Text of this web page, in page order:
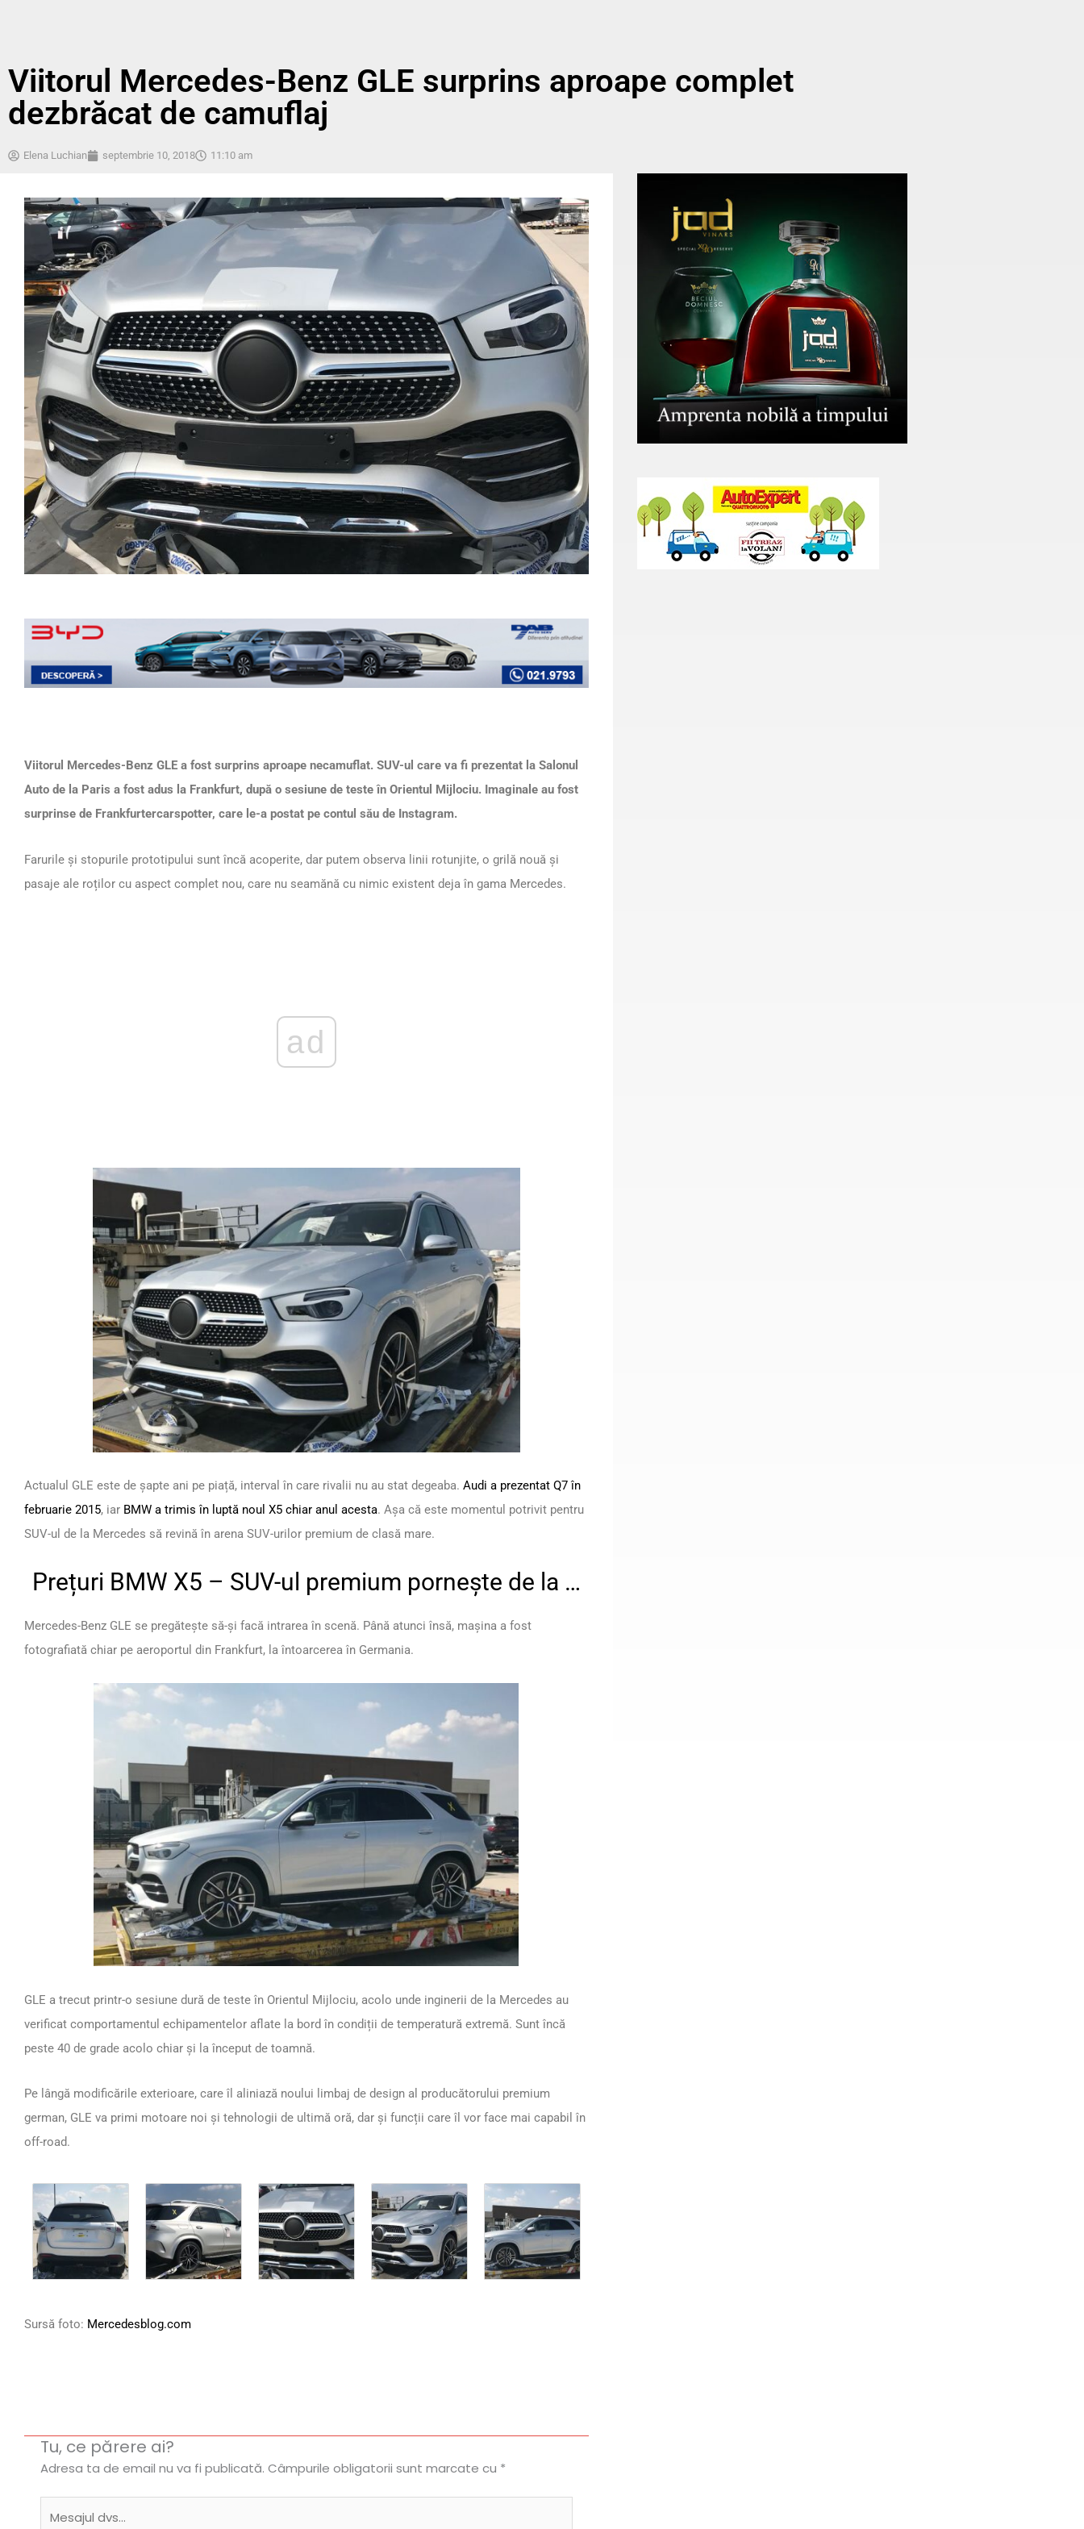
Viitorul Mercedes-Benz GLE surprins aproape complet
dezbrăcat de camuflaj
Elena Luchian septembrie 10, 2018 11:10 am
Viitorul Mercedes-Benz GLE a fost surprins aproape necamuflat. SUV-ul care va fi prezentat la Salonul
Auto de la Paris a fost adus la Frankfurt, după o sesiune de teste în Orientul Mijlociu. Imaginale au fost
surprinse de Frankfurtercarspotter, care le-a postat pe contul său de Instagram.
Farurile și stopurile prototipului sunt încă acoperite, dar putem observa linii rotunjite, o grilă nouă și
pasaje ale roților cu aspect complet nou, care nu seamănă cu nimic existent deja în gama Mercedes.
ad
Actualul GLE este de șapte ani pe piață, interval în care rivalii nu au stat degeaba. Audi a prezentat Q7 în
februarie 2015, iar BMW a trimis în luptă noul X5 chiar anul acesta. Așa că este momentul potrivit pentru
SUV-ul de la Mercedes să revină în arena SUV-urilor premium de clasă mare.
Prețuri BMW X5 – SUV-ul premium pornește de la …
Mercedes-Benz GLE se pregătește să-și facă intrarea în scenă. Până atunci însă, mașina a fost
fotografiată chiar pe aeroportul din Frankfurt, la întoarcerea în Germania.
GLE a trecut printr-o sesiune dură de teste în Orientul Mijlociu, acolo unde inginerii de la Mercedes au
verificat comportamentul echipamentelor aflate la bord în condiții de temperatură extremă. Sunt încă
peste 40 de grade acolo chiar și la început de toamnă.
Pe lângă modificările exterioare, care îl aliniază noului limbaj de design al producătorului premium
german, GLE va primi motoare noi și tehnologii de ultimă oră, dar și funcții care îl vor face mai capabil în
off-road.
Sursă foto: Mercedesblog.com
Tu, ce părere ai?
Adresa ta de email nu va fi publicată. Câmpurile obligatorii sunt marcate cu *